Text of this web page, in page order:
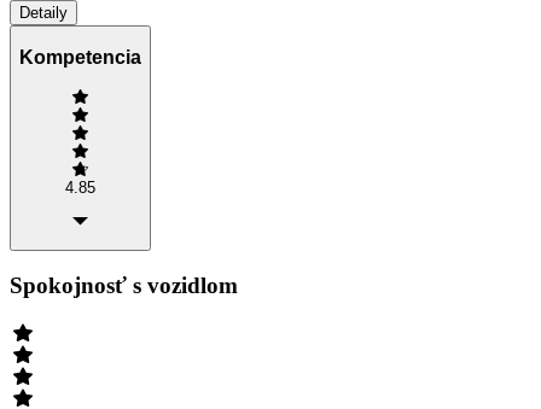
Detaily
Kompetencia
4.85
Spokojnosť s vozidlom